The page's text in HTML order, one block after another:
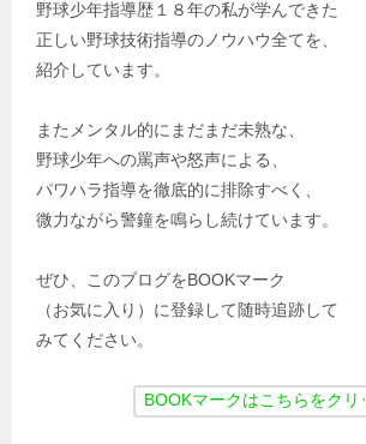
野球少年指導歴１８年の私が学んできた
正しい野球技術指導のノウハウ全てを、
紹介しています。
またメンタル的にまだまだ未熟な、
野球少年への罵声や怒声による、
パワハラ指導を徹底的に排除すべく、
微力ながら警鐘を鳴らし続けています。
ぜひ、このブログをBOOKマーク
（お気に入り）に登録して随時追跡して
みてください。